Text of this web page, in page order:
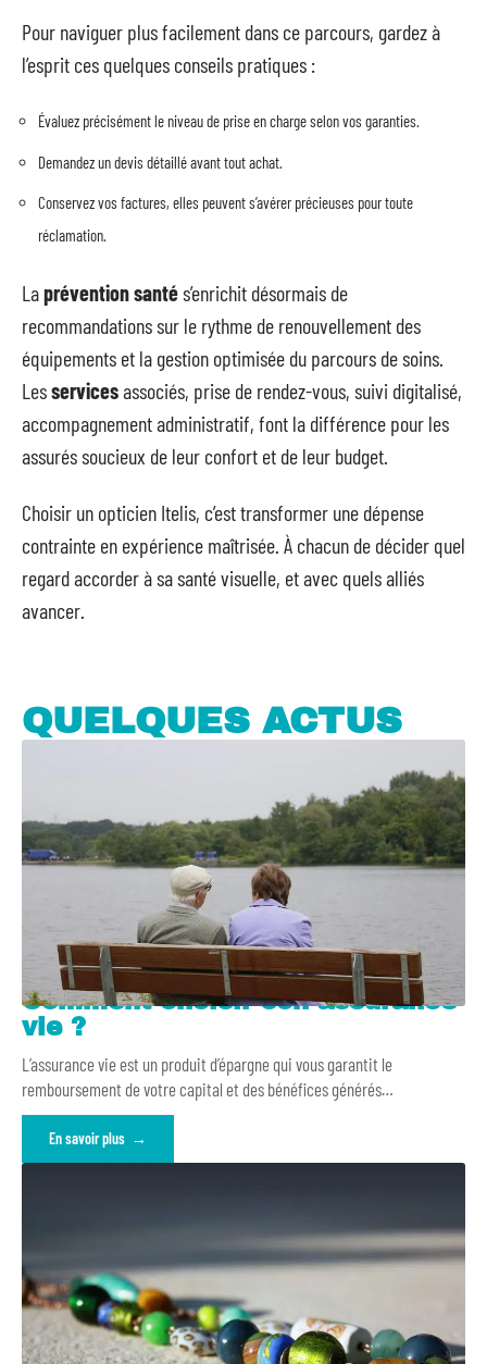
Pour naviguer plus facilement dans ce parcours, gardez à
l’esprit ces quelques conseils pratiques :
Évaluez précisément le niveau de prise en charge selon vos garanties.
Demandez un devis détaillé avant tout achat.
Conservez vos factures, elles peuvent s’avérer précieuses pour toute
réclamation.
Laprévention santés’enrichit désormais de
recommandations sur le rythme de renouvellement des
équipements et la gestion optimisée du parcours de soins.
Lesservicesassociés, prise de rendez-vous, suivi digitalisé,
accompagnement administratif, font la différence pour les
assurés soucieux de leur confort et de leur budget.
Choisir un opticien Itelis, c’est transformer une dépense
contrainte en expérience maîtrisée. À chacun de décider quel
regard accorder à sa santé visuelle, et avec quels alliés
avancer.
QUELQUES ACTUS
Comment choisir son assurance
vie ?
L’assurance vie est un produit d’épargne qui vous garantit le
remboursement de votre capital et des bénéfices générés…
En savoir plus